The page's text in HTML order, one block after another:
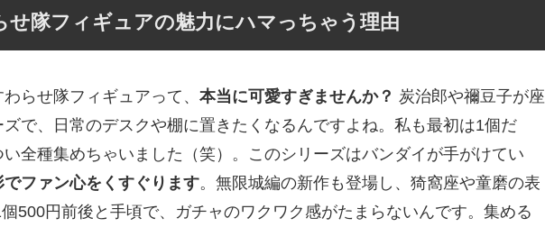
せ隊フィギュアの魅力にハマっちゃう理由
らせ隊フィギュアって、 本当に可愛すぎませんか？ 炭治郎や禰豆子が座
で、日常のデスクや棚に置きたくなるんですよね。私も最初は1個だ
全種集めちゃいました（笑）。このシリーズはバンダイが手がけてい
ファン心をくすぐります。無限城編の新作も登場し、猗窩座や童磨の表
500円前後と手頃で、ガチャのワクワク感がたまらないんです。集める